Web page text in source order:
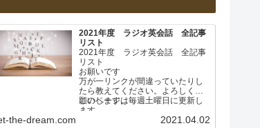
2021年度 ラジオ英会話 全記事
リスト
2021年度 ラジオ英会話 全記事
リスト
お願いです
万が一リンクが間違っていたりし
たら教えてください。よろしくお
願いします。
このページは毎週土曜日に更新し
ます。
2021年4月 なぜ日本人は英…
the-dream.com 2021.04.02